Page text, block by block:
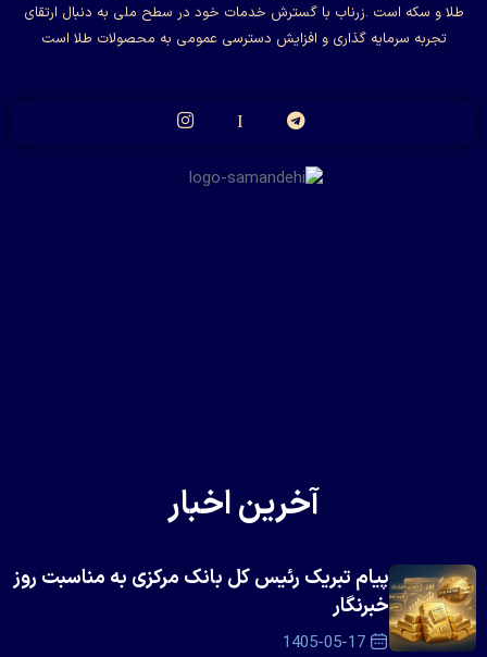
طلا و سکه است .زرناب با گسترش خدمات خود در سطح ملی به دنبال ارتقای
تجربه سرمایه گذاری و افزایش دسترسی عمومی به محصولات طلا است
آخرین اخبار
پیام تبریک رئیس کل بانک مرکزی به مناسبت روز
خبرنگار
1405-05-17